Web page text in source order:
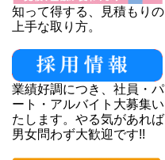
知って得する、見積もりの
上手な取り方。
業績好調につき、社員・パ
ート・アルバイト大募集い
たします。やる気があれば
男女問わず大歓迎です!!